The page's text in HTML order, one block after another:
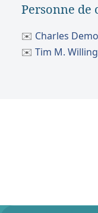
Personne de
✉️ Charles
✉️ Tim M. Willing